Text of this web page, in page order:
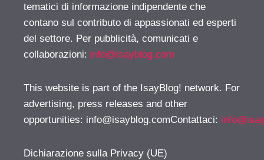
tematici di informazione indipendente che
contano sul contributo di appassionati ed esperti
del settore. Per pubblicità, comunicati e
collaborazioni: info@isayblog.com
This website is part of the IsayBlog! network. For
advertising, press releases and other
opportunities: info@isayblog.comContattaci:
Dichiarazione sulla Privacy (UE)